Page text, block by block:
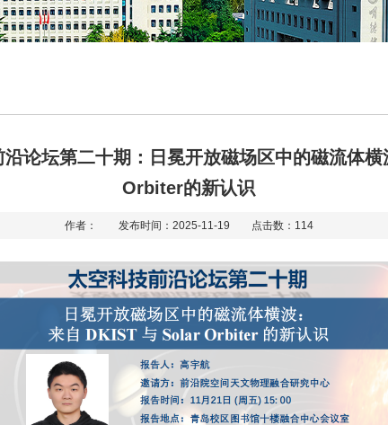
沿论坛第二十期：日冕开放磁场区中的磁流体
Orbiter的新认识
作者： 发布时间：2025-11-19 点击数： 114